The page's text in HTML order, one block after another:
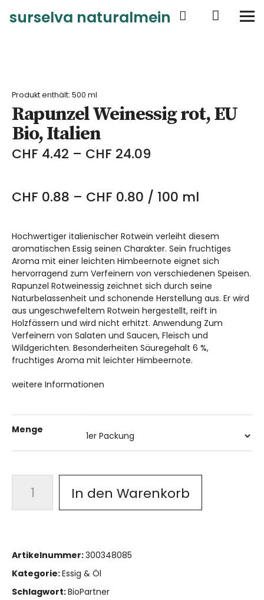
surselva naturalmein
Shop
Warenkorb
Info
Produkt enthält: 500 ml
Rapunzel Weinessig rot, EU
Bio, Italien
CHF 4.42 – CHF 24.09
CHF 0.88 – CHF 0.80 / 100 ml
Hochwertiger italienischer Rotwein verleiht diesem
aromatischen Essig seinen Charakter. Sein fruchtiges
Aroma mit einer leichten Himbeernote eignet sich
hervorragend zum Verfeinern von verschiedenen Speisen.
Rapunzel Rotweinessig zeichnet sich durch seine
Naturbelassenheit und schonende Herstellung aus. Er wird
aus ungeschwefeltem Rotwein hergestellt, reift in
Holzfässern und wird nicht erhitzt. Anwendung Zum
Verfeinern von Salaten und Saucen, Fleisch und
Wildgerichten. Besonderheiten Säuregehalt 6 %,
fruchtiges Aroma mit leichter Himbeernote.
weitere Informationen
Menge
In den Warenkorb
Artikelnummer:300348085
Kategorie:Essig & Öl
Schlagwort:BioPartner